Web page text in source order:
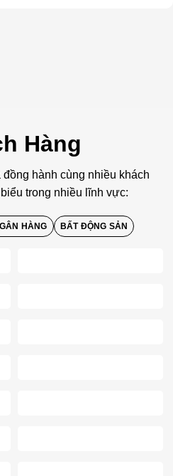
Hàng
hành cùng nhiều khách
trong nhiều lĩnh vực:
HÀNG BẤT ĐỘNG SẢN